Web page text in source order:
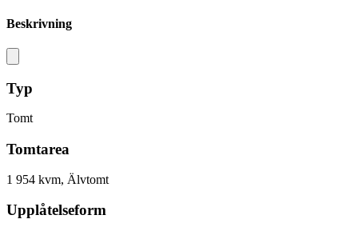
Beskrivning
Typ
Tomt
Tomtarea
1 954 kvm, Älvtomt
Upplåtelseform